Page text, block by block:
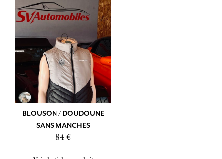
BLOUSON / DOUDOUNE
SANS MANCHES
84 €